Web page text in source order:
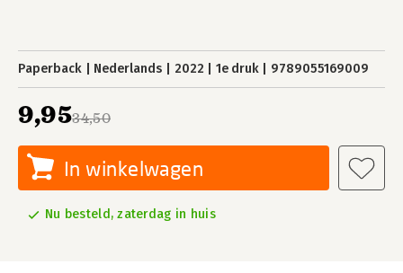
Paperback Nederlands 2022 1e druk 9789055169009
34,50
9,95
In winkelwagen
Nu besteld, zaterdag in huis